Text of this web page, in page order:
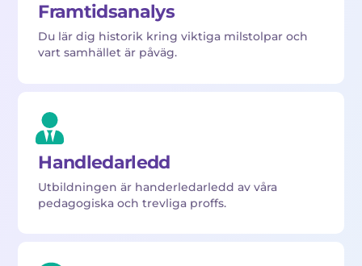
Framtidsanalys
Du lär dig historik kring viktiga milstolpar och
vart samhället är påväg.
Handledarledd
Utbildningen är handerledarledd av våra
pedagogiska och trevliga proffs.